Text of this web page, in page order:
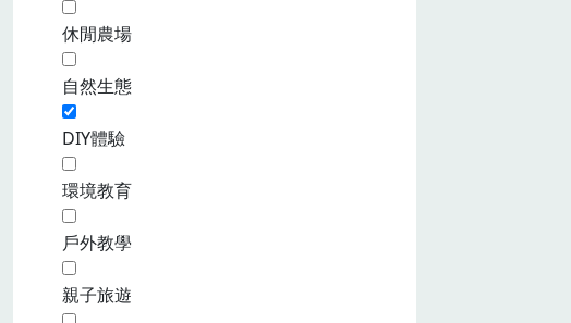
休閒農場
自然生態
DIY體驗
環境教育
戶外教學
親子旅遊